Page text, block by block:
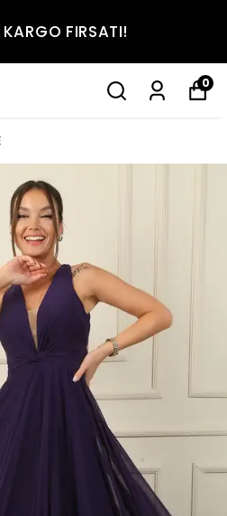
FIRSATI!
0